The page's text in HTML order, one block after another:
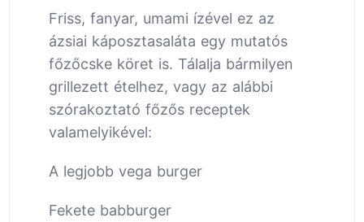
Friss, fanyar, umami ízével ez az
ázsiai káposztasaláta egy mutatós
főzőcske köret is. Tálalja bármilyen
grillezett ételhez, vagy az alábbi
szórakoztató főzős receptek
valamelyikével:
A legjobb vega burger
Fekete babburger